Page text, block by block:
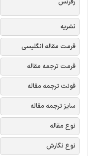
نشریه
فرمت مقاله انگلیسی
فرمت ترجمه مقاله
فونت ترجمه مقاله
سایز ترجمه مقاله
نوع مقاله
نوع نگارش